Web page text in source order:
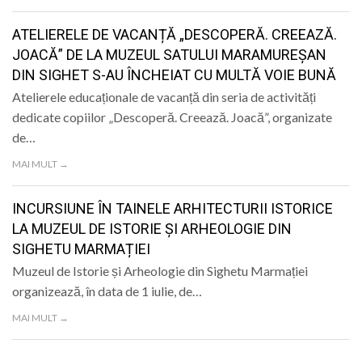
ATELIERELE DE VACANȚĂ „DESCOPERĂ. CREEAZĂ.
JOACĂ” DE LA MUZEUL SATULUI MARAMUREȘAN
DIN SIGHET S-AU ÎNCHEIAT CU MULTĂ VOIE BUNĂ
Atelierele educaționale de vacanță din seria de activități
dedicate copiilor „Descoperă. Creează. Joacă”, organizate
de…
MAI MULT →
INCURSIUNE ÎN TAINELE ARHITECTURII ISTORICE
LA MUZEUL DE ISTORIE ȘI ARHEOLOGIE DIN
SIGHETU MARMAȚIEI
Muzeul de Istorie și Arheologie din Sighetu Marmației
organizează, în data de 1 iulie, de…
MAI MULT →